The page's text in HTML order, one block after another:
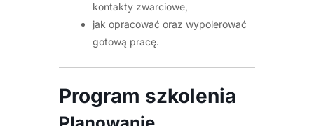
kontakty zwarciowe,
jak opracować oraz wypolerować
gotową pracę.
Program szkolenia